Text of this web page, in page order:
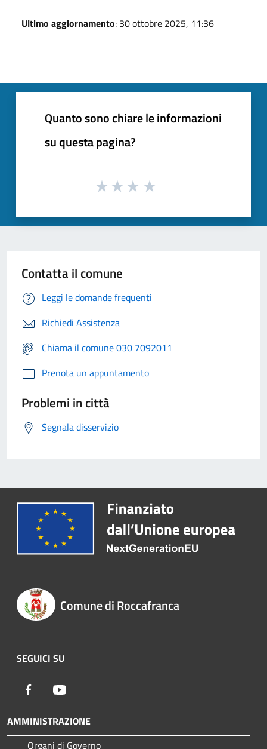
Ultimo aggiornamento: 30 ottobre 2025, 11:36
Quanto sono chiare le informazioni
su questa pagina?
Contatta il comune
Leggi le domande frequenti
Richiedi Assistenza
Chiama il comune 030 7092011
Prenota un appuntamento
Problemi in città
Segnala disservizio
Comune di Roccafranca
SEGUICI SU
Facebook
AMMINISTRAZIONE
Organi di Governo